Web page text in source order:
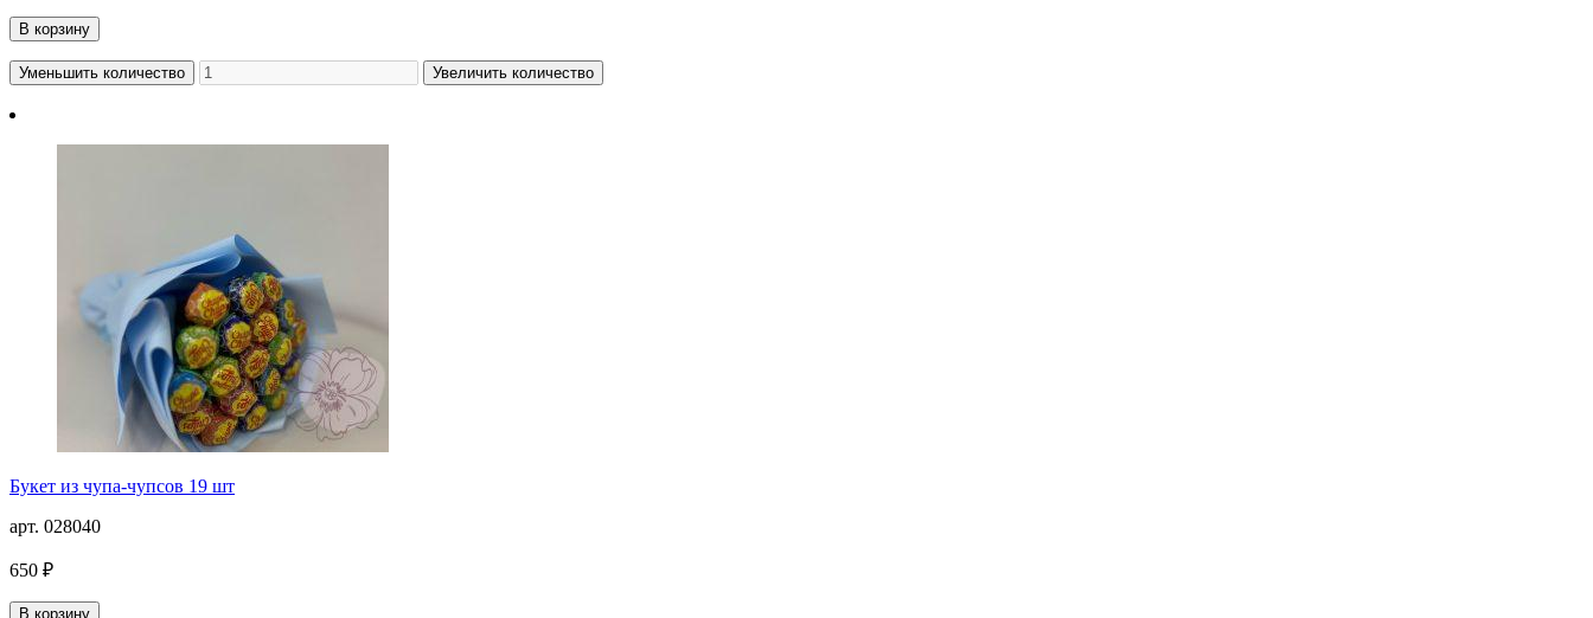
В корзину
Уменьшить количество Увеличить количество
Букет из чупа-чупсов 19 шт
арт. 028040
650 ₽
В корзину